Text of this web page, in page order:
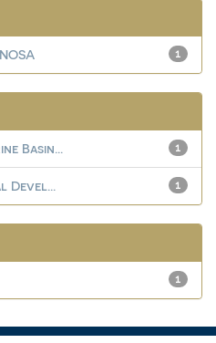
1
1
Basin...
1
Devel...
1